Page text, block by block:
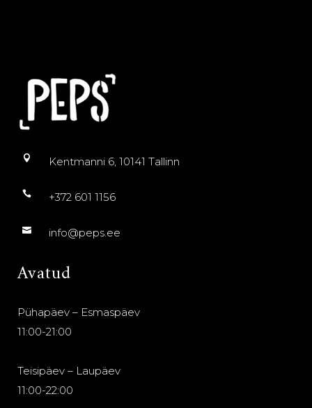
Kentmanni 6, 10141 Tallinn
+372 601 1156
info@peps.ee
Avatud
Pühapäev – Esmaspäev
11:00-21:00
Teisipäev – Laupäev
11:00-22:00